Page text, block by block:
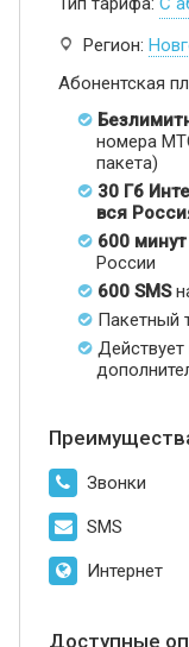
Регион:
Абонентская
номера
пакета)
30 Гб
вся
600 минут
России
600 SMS
Пакетный
Действует
Звонки
SMS
Интернет
Доступные